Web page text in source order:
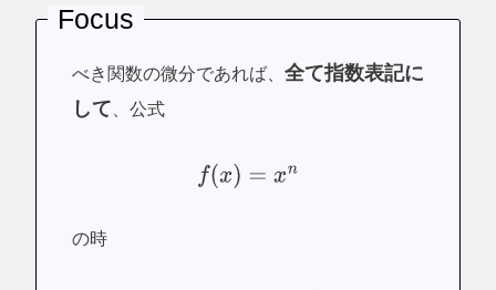
Focus
べき関数の微分であれば、 全て指数表記に
して 、公式
f( x)=x n
の時